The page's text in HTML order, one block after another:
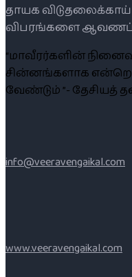
தாயக விடுதலைக்காய்
விபரங்களை
“மாவீரர்களின்
சின்னங்களாக
வேண்டும் ”- தேசியத்
info@veeravengaikal.com
www.veeravengaikal.com